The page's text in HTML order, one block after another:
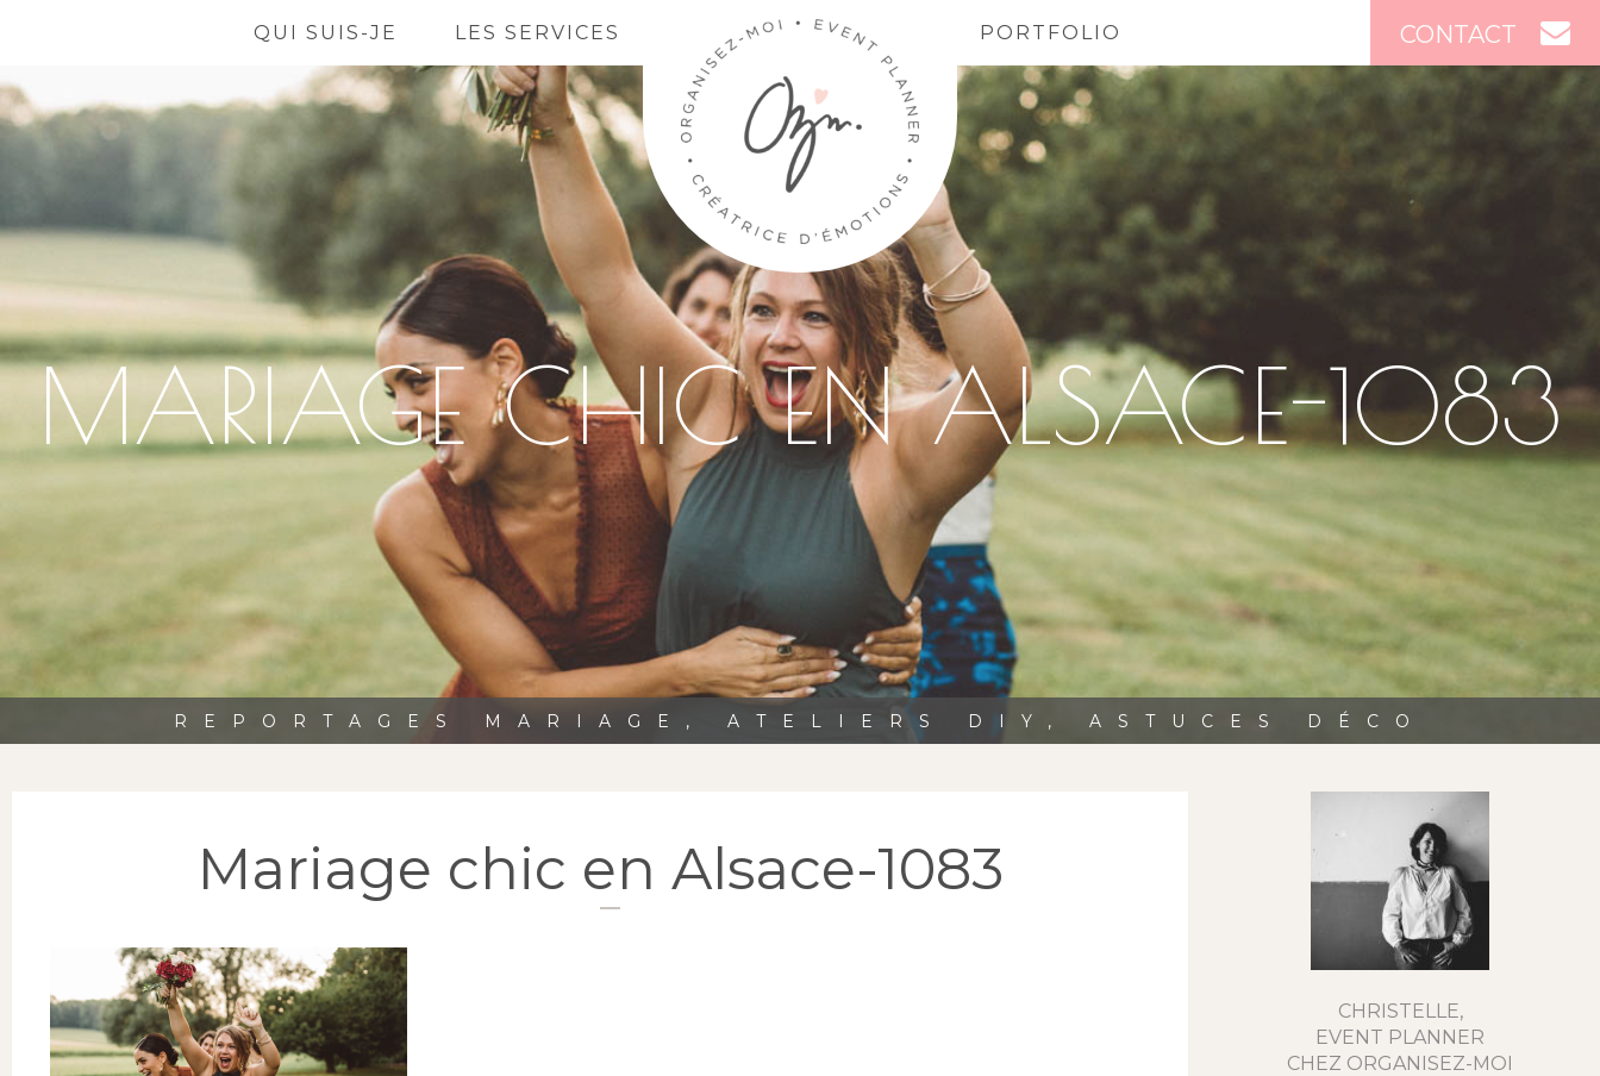
CONTACT
QUI SUIS-JE LES SERVICES PORTFOLIO
MARIAGE CHIC EN ALSACE-1083
REPORTAGES MARIAGE, ATELIERS DIY, ASTUCES DÉCO
Mariage chic en Alsace-1083
CHRISTELLE,
EVENT PLANNER
CHEZ ORGANISEZ-MOI